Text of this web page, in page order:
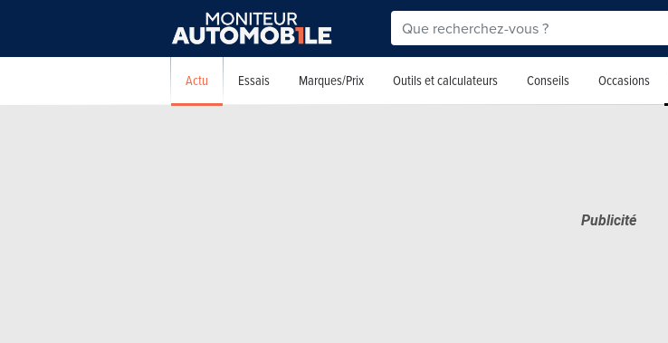
Actu Essais Marques/Prix Outils et calculateurs Conseils Occasions